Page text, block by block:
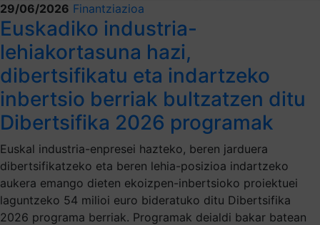
29/06/2026 Finantziazioa
Euskadiko industria-
lehiakortasuna hazi,
dibertsifikatu eta indartzeko
inbertsio berriak bultzatzen ditu
Dibertsifika 2026 programak
Euskal industria-enpresei hazteko, beren jarduera
dibertsifikatzeko eta beren lehia-posizioa indartzeko
aukera emango dieten ekoizpen-inbertsioko proiektuei
laguntzeko 54 milioi euro bideratuko ditu Dibertsifika
2026 programa berriak. Programak deialdi bakar batean